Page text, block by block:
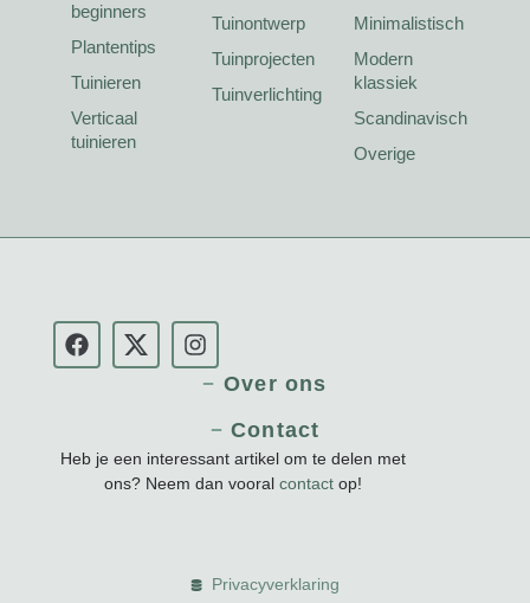
Over ons
Contact
Heb je een interessant artikel om te delen met
ons? Neem dan vooralcontact op!
Privacyverklaring
beginners
Plantentips
Tuinieren
Verticaal
tuinieren
Tuinontwerp
Tuinprojecten
Tuinverlichting
Minimalistisch
Modern
klassiek
Scandinavisch
Overige